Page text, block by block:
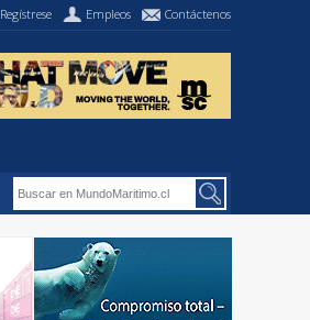
Regístrese Empleos Contáctenos